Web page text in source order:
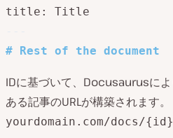
title: Title
# Rest of the document
IDに基づいて、Docusaurusに
ある記事のURLが構築されます。
yourdomain.com/docs/{id}